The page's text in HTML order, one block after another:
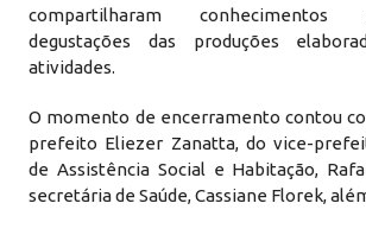
compartilharam
degustações das produções
atividades.
O momento de encerramento contou
prefeito Eliezer Zanatta, do vice-
de Assistência Social e Habitação,
secretária de Saúde, Cassiane Florek,